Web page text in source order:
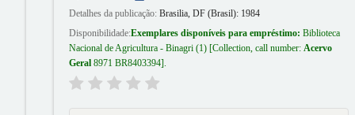
Detalhes da publicação: Brasilia, DF (Brasil): 1984
Disponibilidade:Exemplares disponíveis para empréstimo: Biblioteca
Nacional de Agricultura - Binagri(1) Collection, call number: Acervo
Geral 8971 BR8403394 .